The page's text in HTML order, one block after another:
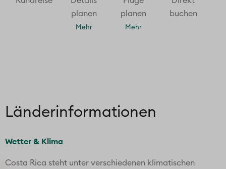
planen
Mehr
planen
Mehr
buchen
Länder­informationen
Wetter & Klima
Costa Rica steht unter verschiedenen klimatischen